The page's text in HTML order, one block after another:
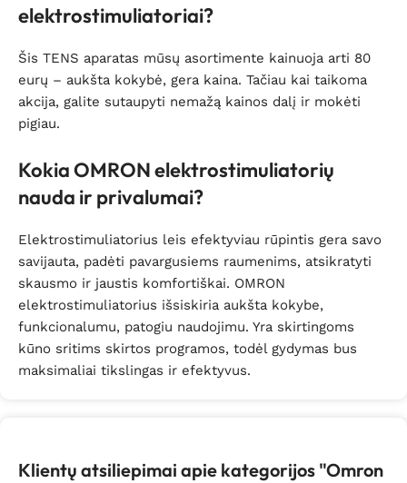
elektrostimuliatoriai?
Šis TENS aparatas mūsų asortimente kainuoja arti 80
eurų – aukšta kokybė, gera kaina. Tačiau kai taikoma
akcija, galite sutaupyti nemažą kainos dalį ir mokėti
pigiau.
Kokia OMRON elektrostimuliatorių
nauda ir privalumai?
Elektrostimuliatorius leis efektyviau rūpintis gera savo
savijauta, padėti pavargusiems raumenims, atsikratyti
skausmo ir jaustis komfortiškai. OMRON
elektrostimuliatorius išsiskiria aukšta kokybe,
funkcionalumu, patogiu naudojimu. Yra skirtingoms
kūno sritims skirtos programos, todėl gydymas bus
maksimaliai tikslingas ir efektyvus.
Klientų atsiliepimai apie kategorijos "Omron